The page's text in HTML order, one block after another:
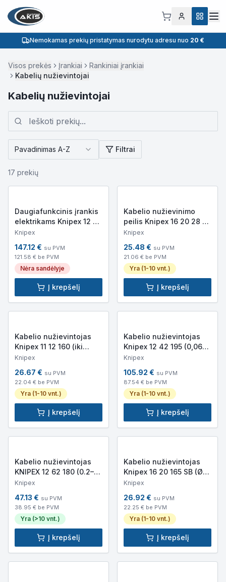
Nemokamas prekių pristatymas nurodytu adresu nuo 20 €
Visos prekės Įrankiai
Rankiniai įrankiai
Kabelių nužievintojai
Kabelių nužievintojai
Pavadinimas A-Z Filtrai
17 prekių
Daugiafunkcinis įrankis
elektrikams Knipex 12 72
190
Knipex
147.12 € su PVM
121.58 € be PVM
Nėra sandėlyje
Į krepšelį
Kabelio nužievinimo
peilis Knipex 16 20 28 SB
(Ø8–28mm)
Knipex
25.48 € su PVM
21.06 € be PVM
Yra (1-10 vnt.)
Į krepšelį
Kabelio nužievintojas
Knipex 11 12 160 (iki
Ø5mm arba 10mm²)
Knipex
26.67 € su PVM
22.04 € be PVM
Yra (1-10 vnt.)
Į krepšelį
Kabelio nužievintojas
Knipex 12 42 195 (0,06–
10mm²)
Knipex
105.92 € su PVM
87.54 € be PVM
Yra (1-10 vnt.)
Į krepšelį
Kabelio nužievintojas
KNIPEX 12 62 180 (0.2–
6mm, 180mm)
Knipex
47.13 € su PVM
38.95 € be PVM
Yra (>10 vnt.)
Į krepšelį
Kabelio nužievintojas
Knipex 16 20 165 SB (Ø8–
28mm, su peiliu)
Knipex
26.92 € su PVM
22.25 € be PVM
Yra (1-10 vnt.)
Į krepšelį